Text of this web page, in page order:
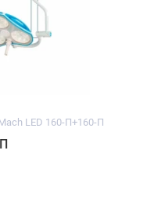
LED 160-П+160-П